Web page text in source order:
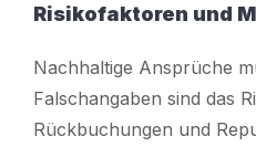
Risikofaktoren und
Nachhaltige Ansprüche
Falschangaben sind das
Rückbuchungen und